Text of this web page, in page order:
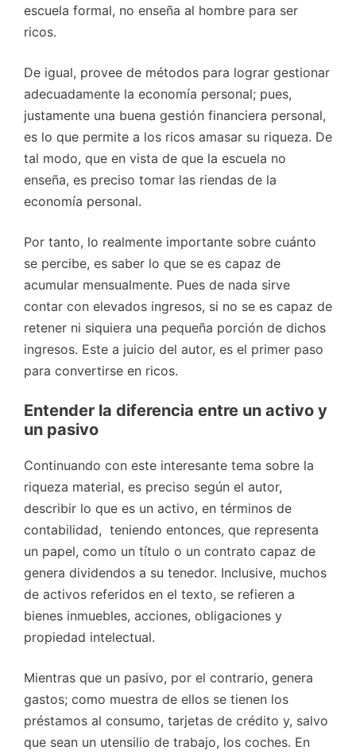
escuela formal, no enseña al hombre para ser
ricos.
De igual, provee de métodos para lograr gestionar
adecuadamente la economía personal; pues,
justamente una buena gestión financiera personal,
es lo que permite a los ricos amasar su riqueza. De
tal modo, que en vista de que la escuela no
enseña, es preciso tomar las riendas de la
economía personal.
Por tanto, lo realmente importante sobre cuánto
se percibe, es saber lo que se es capaz de
acumular mensualmente. Pues de nada sirve
contar con elevados ingresos, si no se es capaz de
retener ni siquiera una pequeña porción de dichos
ingresos. Este a juicio del autor, es el primer paso
para convertirse en ricos.
Entender la diferencia entre un activo y
un pasivo
Continuando con este interesante tema sobre la
riqueza material, es preciso según el autor,
describir lo que es un activo, en términos de
contabilidad, teniendo entonces, que representa
un papel, como un título o un contrato capaz de
genera dividendos a su tenedor. Inclusive, muchos
de activos referidos en el texto, se refieren a
bienes inmuebles, acciones, obligaciones y
propiedad intelectual.
Mientras que un pasivo, por el contrario, genera
gastos; como muestra de ellos se tienen los
préstamos al consumo, tarjetas de crédito y, salvo
que sean un utensilio de trabajo, los coches. En